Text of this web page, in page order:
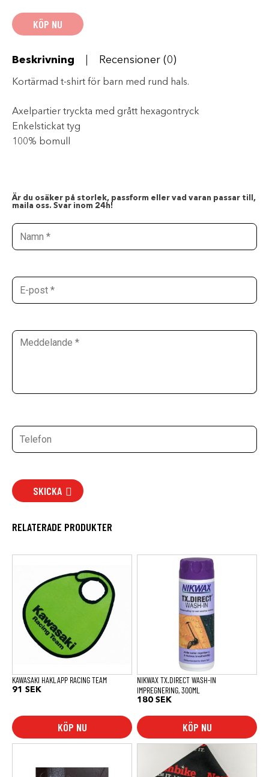
KIDS
mängd
KÖP NU
Beskrivning Recensioner (0)
Kortärmad t-shirt för barn med rund hals.
Axelpartier tryckta med grått hexagontryck
Enkelstickat tyg
100% bomull
Är du osäker på storlek, passform eller vad varan passar till,
maila oss. Svar inom 24h!
SKICKA
RELATERADE PRODUKTER
KAWASAKI HAKLAPP RACING TEAM
91 SEK
KÖP NU
NIKWAX TX.DIRECT WASH-IN
IMPREGNERING, 300ML
180 SEK
KÖP NU